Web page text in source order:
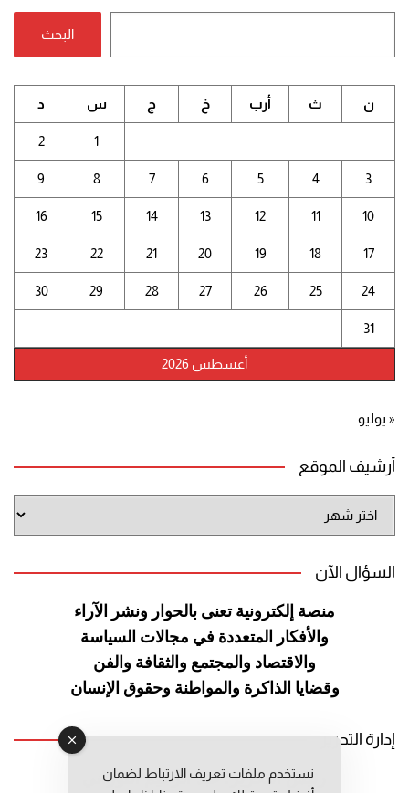
البحث
أغسطس 2026
ن ث أرب خ ج س د
1
2
3
4
5
6
7
8
9
10
11
12
13
14
15
16
17
18
19
20
21
22
23
24
25
26
27
28
29
30
31
« يوليو
أرشيف الموقع
الموقع
السؤال الآن
منصة إلكترونية تعنى بالحوار ونشر
الآراء
والأفكار المتعددة في مجالات السياسة
والاقتصاد والمجتمع والثقافة والفن
وقضايا الذاكرة والمواطنة وحقوق الإنسان
إدارة التحرير
رئيس التحرير: عبد الرحيم التوراني
نستخدم ملفات تعريف الارتباط لضمان